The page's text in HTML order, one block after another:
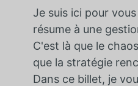
Je suis ici pour
résume à une
C'est là que le
que la stratégie
Dans ce billet, je